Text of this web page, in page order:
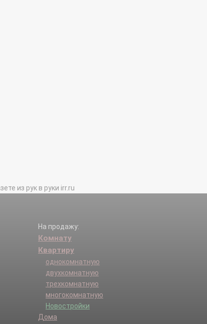
из рук в руки irr.ru
На продажу:
Комнату
Квартиру
однокомнатную
двухкомнатную
трехкомнатную
многокомнатную
Новостройки
Дома